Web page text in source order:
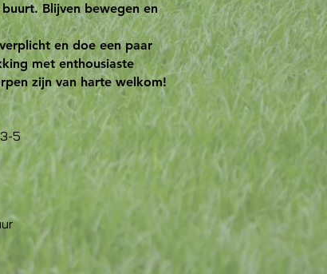
Blijven bewegen en
en doe een paar
met enthousiaste
zijn van harte welkom!
5